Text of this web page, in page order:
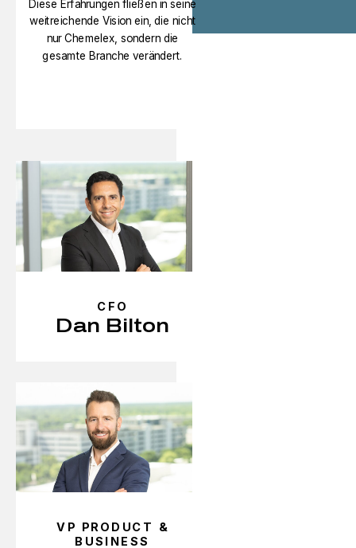
Diese Erfahrungen fließen in seine
weitreichende Vision ein, die nicht
nur Chemelex, sondern die
gesamte Branche verändert.
CFO
Dan Bilton
VP PRODUCT &
BUSINESS